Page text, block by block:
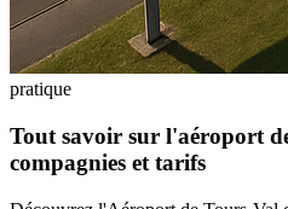
pratique
Tout savoir sur l'aéroport
compagnies et tarifs